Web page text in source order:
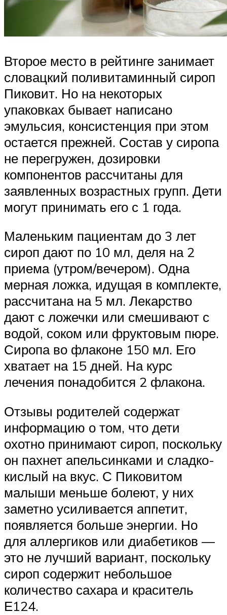
Второе место в рейтинге занимает
словацкий поливитаминный сироп
Пиковит. Но на некоторых
упаковках бывает написано
эмульсия, консистенция при этом
остается прежней. Состав у сиропа
не перегружен, дозировки
компонентов рассчитаны для
заявленных возрастных групп. Дети
могут принимать его с 1 года.
Маленьким пациентам до 3 лет
сироп дают по 10 мл, деля на 2
приема (утром/вечером). Одна
мерная ложка, идущая в комплекте,
рассчитана на 5 мл. Лекарство
дают с ложечки или смешивают с
водой, соком или фруктовым пюре.
Сиропа во флаконе 150 мл. Его
хватает на 15 дней. На курс
лечения понадобится 2 флакона.
Отзывы родителей содержат
информацию о том, что дети
охотно принимают сироп, поскольку
он пахнет апельсинками и сладко-
кислый на вкус. С Пиковитом
малыши меньше болеют, у них
заметно усиливается аппетит,
появляется больше энергии. Но
для аллергиков или диабетиков —
это не лучший вариант, поскольку
сироп содержит небольшое
количество сахара и краситель
Е124.